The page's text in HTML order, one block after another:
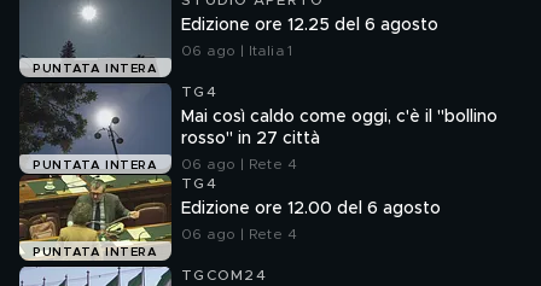
PUNTATA INTERA
Edizione ore 12.25 del 6 agosto
06 ago | Italia 1
PUNTATA INTERA
TG4
Mai così caldo come oggi, c'è il "bollino
rosso" in 27 città
06 ago | Rete 4
PUNTATA INTERA
TG4
Edizione ore 12.00 del 6 agosto
06 ago | Rete 4
TGCOM24